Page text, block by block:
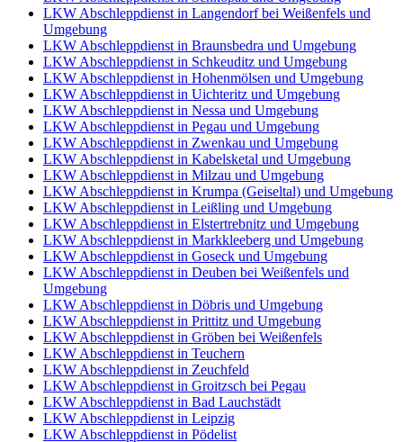
LKW Abschleppdienst in Langendorf bei Weißenfels und
Umgebung
LKW Abschleppdienst in Braunsbedra und Umgebung
LKW Abschleppdienst in Schkeuditz und Umgebung
LKW Abschleppdienst in Hohenmölsen und Umgebung
LKW Abschleppdienst in Uichteritz und Umgebung
LKW Abschleppdienst in Nessa und Umgebung
LKW Abschleppdienst in Pegau und Umgebung
LKW Abschleppdienst in Zwenkau und Umgebung
LKW Abschleppdienst in Kabelsketal und Umgebung
LKW Abschleppdienst in Milzau und Umgebung
LKW Abschleppdienst in Krumpa (Geiseltal) und Umgebung
LKW Abschleppdienst in Leißling und Umgebung
LKW Abschleppdienst in Elstertrebnitz und Umgebung
LKW Abschleppdienst in Markkleeberg und Umgebung
LKW Abschleppdienst in Goseck und Umgebung
LKW Abschleppdienst in Deuben bei Weißenfels und
Umgebung
LKW Abschleppdienst in Döbris und Umgebung
LKW Abschleppdienst in Prittitz und Umgebung
LKW Abschleppdienst in Gröben bei Weißenfels
LKW Abschleppdienst in Teuchern
LKW Abschleppdienst in Zeuchfeld
LKW Abschleppdienst in Groitzsch bei Pegau
LKW Abschleppdienst in Bad Lauchstädt
LKW Abschleppdienst in Leipzig
LKW Abschleppdienst in Pödelist